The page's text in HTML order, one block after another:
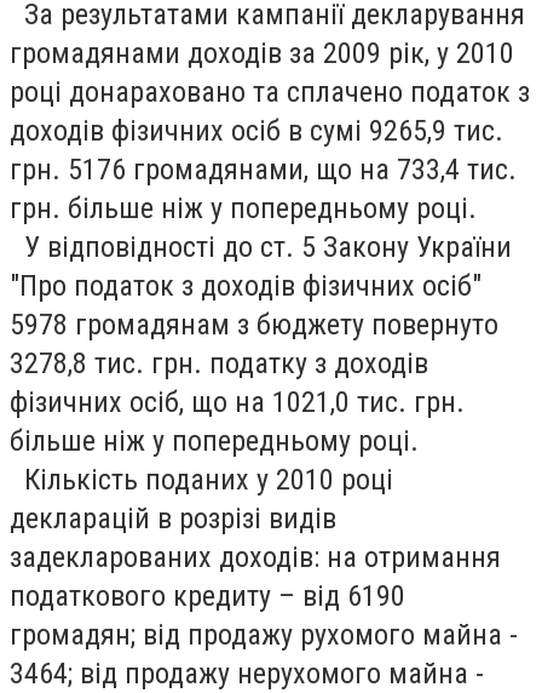
За результатами кампанії декларування
громадянами доходів за 2009 рік, у 2010
році донараховано та сплачено податок з
доходів фізичних осіб в сумі 9265,9 тис.
грн. 5176 громадянами, що на 733,4 тис.
грн. більше ніж у попередньому році.
У відповідності до ст. 5 Закону України
"Про податок з доходів фізичних осіб"
5978 громадянам з бюджету повернуто
3278,8 тис. грн. податку з доходів
фізичних осіб, що на 1021,0 тис. грн.
більше ніж у попередньому році.
Кількість поданих у 2010 році
декларацій в розрізі видів
задекларованих доходів: на отримання
податкового кредиту – від 6190
громадян; від продажу рухомого майна -
3464; від продажу нерухомого майна -